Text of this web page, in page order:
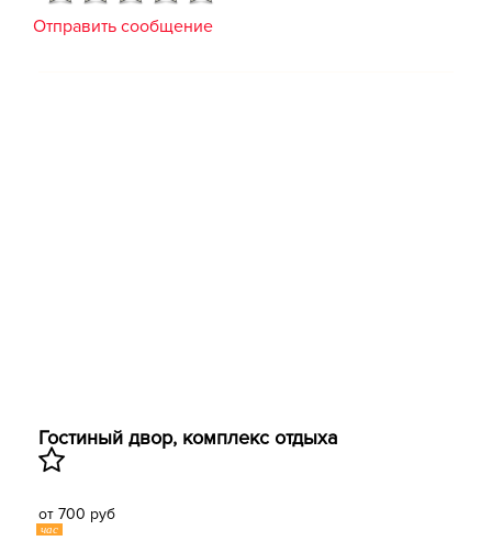
Отправить сообщение
Гостиный двор, комплекс отдыха
от 700 руб
час